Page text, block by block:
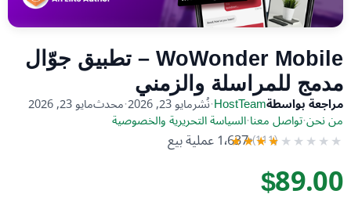
WoWonder Mobile – تطبيق جوّال
مدمج للمراسلة والزمني
مراجعة بواسطةHostTeam
·نُشرمايو 23, 2026 ·محدثمايو 23, 2026
من نحن·تواصل معنا·السياسة التحريرية والخصوصية
★★★★★
★★★★★
(111) 1٬637 عملية بيع
$89.00